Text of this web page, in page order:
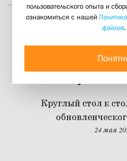
Круглый стол к
24 мая
пользовательского опыта и
ознакомиться с нашей
файлов.